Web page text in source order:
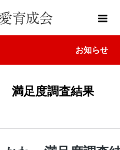
お知らせ
満足度調査結果